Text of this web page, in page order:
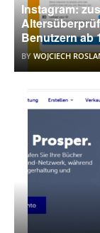
Instagram:
Benutzern ab
BY WOJCIECH
GELD VERDIENEN